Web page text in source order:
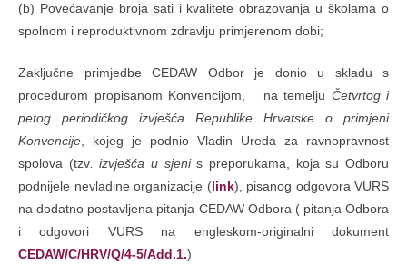
(b) Povećavanje broja sati i kvalitete obrazovanja u školama o
spolnom i reproduktivnom zdravlju primjerenom dobi;
Zaključne primjedbe CEDAW Odbor je donio u skladu s
procedurom propisanom Konvencijom, na temelju Četvrtog i
petog periodičkog izvješća Republike Hrvatske o primjeni
Konvencije , kojeg je podnio Vladin Ureda za ravnopravnost
spolova (tzv. izvješća u sjenis preporukama, koja su Odboru
podnijele nevladine organizacije (link), pisanog odgovora VURS
na dodatno postavljena pitanja CEDAW Odbora ( pitanja Odbora
i odgovori VURS na engleskom-originalni dokument
CEDAW/C/HRV/Q/4-5/Add.1.)